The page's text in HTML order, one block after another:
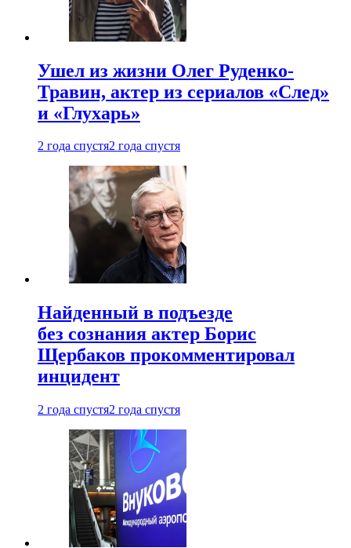
Ушел из жизни Олег Руденко-
Травин, актер из сериалов «След»
и «Глухарь»
2 года спустя2 года спустя
Найденный в подъезде
без сознания актер Борис
Щербаков прокомментировал
инцидент
2 года спустя2 года спустя